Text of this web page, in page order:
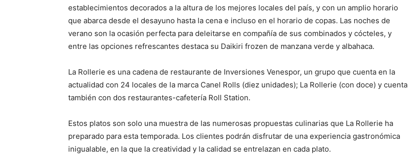
establecimientos decorados a la altura de los mejores locales del país, y con un amplio horario
que abarca desde el desayuno hasta la cena e incluso en el horario de copas. Las noches de
verano son la ocasión perfecta para deleitarse en compañía de sus combinados y cócteles, y
entre las opciones refrescantes destaca su Daikiri frozen de manzana verde y albahaca.
La Rollerie es una cadena de restaurante de Inversiones Venespor, un grupo que cuenta en la
actualidad con 24 locales de la marca Canel Rolls (diez unidades); La Rollerie (con doce) y cuenta
también con dos restaurantes-cafetería Roll Station.
Estos platos son solo una muestra de las numerosas propuestas culinarias que La Rollerie ha
preparado para esta temporada. Los clientes podrán disfrutar de una experiencia gastronómica
inigualable, en la que la creatividad y la calidad se entrelazan en cada plato.